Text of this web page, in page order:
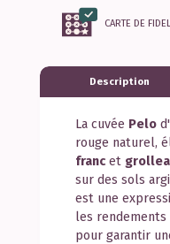
CARTE DE
Description
La cuvée Pelo d'
rouge naturel,
franc et
sur des sols
est une
les
pour garantir